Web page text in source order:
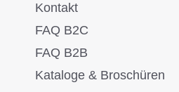
Kontakt
FAQ B2C
FAQ B2B
Kataloge & Broschüren